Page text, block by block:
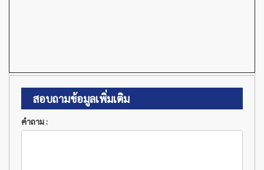
สอบถามข้อมูลเพิ่มเติม
คำถาม :